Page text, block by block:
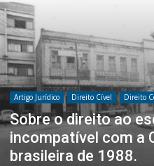
Artigo Jurídico Direito Cível Direito
Sobre o direito ao
incompatível com a
brasileira de 1988.